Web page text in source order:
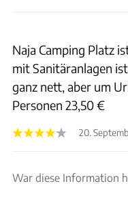
Naja Camping Platz
mit Sanitäranlagen
ganz nett, aber um
Personen 23,50 €
20.
War diese Information